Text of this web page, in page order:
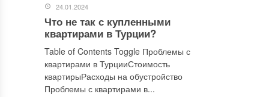
24.01.2024
Что не так с купленными
квартирами в Турции?
Table of Contents Toggle Проблемы с
квартирами в ТурцииСтоимость
квартирыРасходы на обустройство
Проблемы с квартирами в...